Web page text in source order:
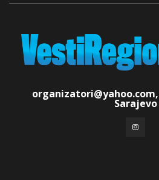
Sarajevo